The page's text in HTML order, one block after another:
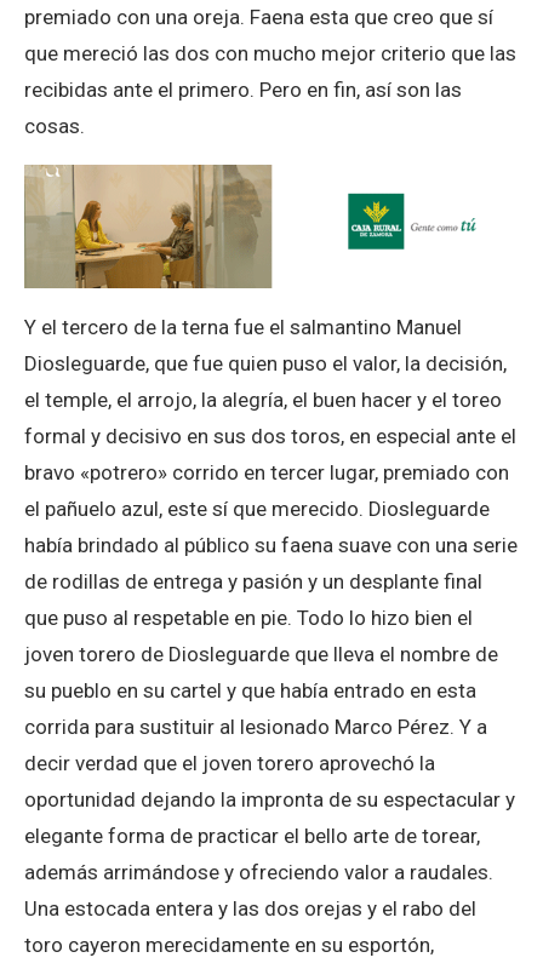
premiado con una oreja. Faena esta que creo que sí
que mereció las dos con mucho mejor criterio que las
recibidas ante el primero. Pero en fin, así son las
cosas.
Y el tercero de la terna fue el salmantino Manuel
Diosleguarde, que fue quien puso el valor, la decisión,
el temple, el arrojo, la alegría, el buen hacer y el toreo
formal y decisivo en sus dos toros, en especial ante el
bravo «potrero» corrido en tercer lugar, premiado con
el pañuelo azul, este sí que merecido. Diosleguarde
había brindado al público su faena suave con una serie
de rodillas de entrega y pasión y un desplante final
que puso al respetable en pie. Todo lo hizo bien el
joven torero de Diosleguarde que lleva el nombre de
su pueblo en su cartel y que había entrado en esta
corrida para sustituir al lesionado Marco Pérez. Y a
decir verdad que el joven torero aprovechó la
oportunidad dejando la impronta de su espectacular y
elegante forma de practicar el bello arte de torear,
además arrimándose y ofreciendo valor a raudales.
Una estocada entera y las dos orejas y el rabo del
toro cayeron merecidamente en su esportón,